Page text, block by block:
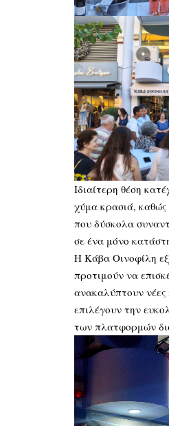
Ιδιαίτερη θέση
χύμα κρασιά, καθώς
που δύσκολα
σε ένα μόνο
Η Κάβα Οινοφίλη
προτιμούν να
ανακαλύπτουν νέες
επιλέγουν την
των πλατφορμών